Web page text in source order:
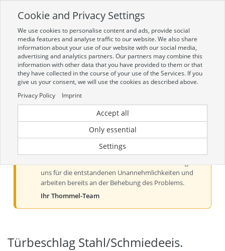
Zur mobilen Kompaktversion (Login erforderlich)
Toggle
navigation
Aktueller Hinweis zur Preis- und
Verfügbarkeitsanzeige
Liebe Kundinnen und Kunden, derzeit kann es bei der
Preis- und Verfügbarkeitsanzeige aus technischen
uns für die entstandenen Unannehmlichkeiten und
arbeiten bereits an der Behebung des Problems.
Ihr Thommel-Team
Türbeschlag Stahl/Schmiedeeis.
Cookie and Privacy Settings
We use cookies to personalise content and ads, provide social
media features and analyse traffic to our website. We also share
information about your use of our website with our social media,
advertising and analytics partners. Our partners may combine this
information with other data that you have provided to them or that
they have collected in the course of your use of the Services. If you
give us your consent, we will use the cookies as described above.
Privacy Policy
Imprint
Accept all
Only essential
Settings